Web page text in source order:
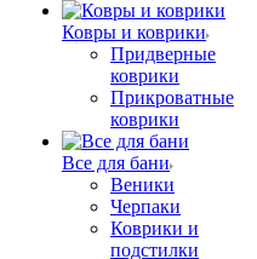
Ковры и коврики
Придверные
коврики
Прикроватные
коврики
Все для бани
Веники
Черпаки
Коврики и
подстилки